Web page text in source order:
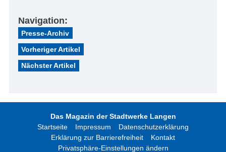
Navigation:
Presse-Archiv
Vorheriger Artikel
Nächster Artikel
Das Magazin der Stadtwerke Langen
Startseite
Impressum
Datenschutzerklärung
Erklärung zur Barrierefreiheit
Kontakt
Privatsphäre-Einstellungen ändern